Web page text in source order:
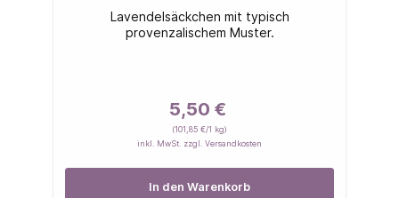
Lavendelsäckchen mit typisch
provenzalischem Muster.
5,50 €
(101,85 €/1 kg)
inkl. MwSt. zzgl. Versandkosten
In den Warenkorb